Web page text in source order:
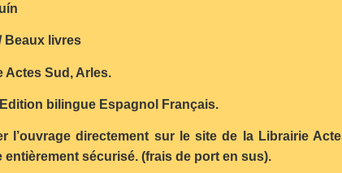
Beaux livres
Actes Sud, Arles.
Edition bilingue Espagnol Français.
directement sur le site de la Librairie
sécurisé. (frais de port en sus).